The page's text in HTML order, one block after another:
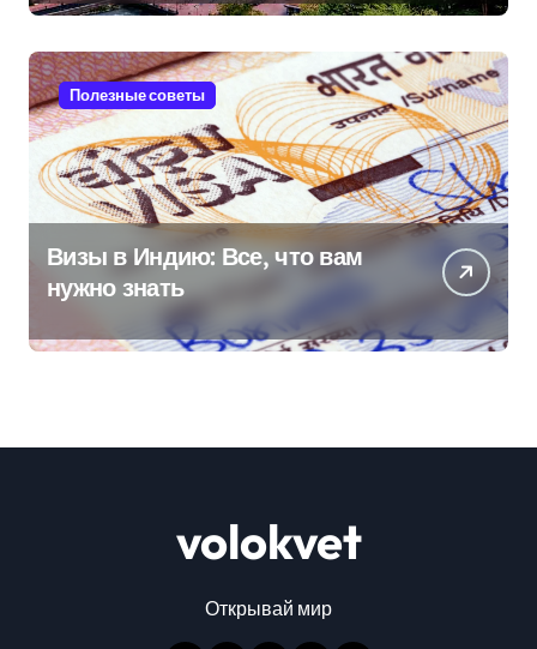
Полезные советы
Визы в Индию: Все, что вам
нужно знать
volokvet
Открывай мир